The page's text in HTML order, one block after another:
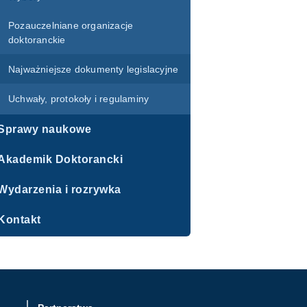
Pozauczelniane organizacje
doktoranckie
Najważniejsze dokumenty legislacyjne
Uchwały, protokoły i regulaminy
naukowe
Doktorancki
i rozrywka
Kontakt